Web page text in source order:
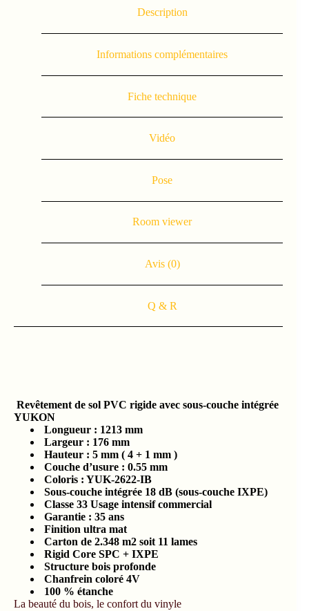
Description
Informations complémentaires
Fiche technique
Vidéo
Pose
Room viewer
Avis (0)
Q & R
Revêtement de sol PVC rigide avec sous-couche intégrée
YUKON
Longueur : 1213 mm
Largeur : 176 mm
Hauteur : 5 mm ( 4 + 1 mm )
Couche d’usure : 0.55 mm
Coloris : YUK-2622-IB
Sous-couche intégrée 18 dB (sous-couche IXPE)
Classe 33 Usage intensif commercial
Garantie : 35 ans
Finition ultra mat
Carton de 2.348 m2 soit 11 lames
Rigid Core SPC + IXPE
Structure bois profonde
Chanfrein coloré 4V
100 % étanche
La beauté du bois, le confort du vinyle